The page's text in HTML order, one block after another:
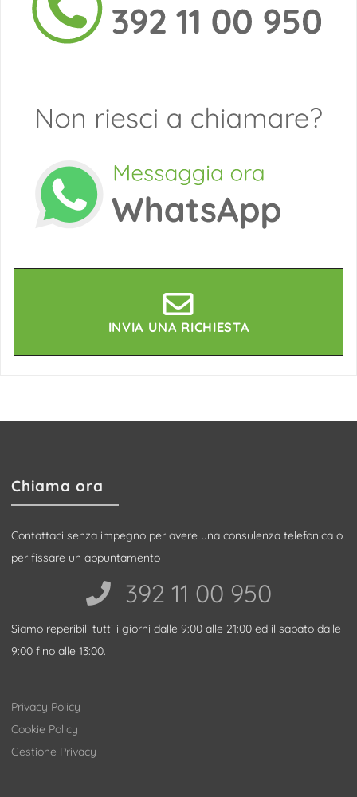
INVIA UNA RICHIESTA
Chiama ora
Contattaci senza impegno per avere una consulenza telefonica o
per fissare un appuntamento
392 11 00 950‬
Siamo reperibili tutti i giorni dalle 9:00 alle 21:00 ed il sabato dalle
9:00 fino alle 13:00.
Privacy Policy
Cookie Policy
Gestione Privacy